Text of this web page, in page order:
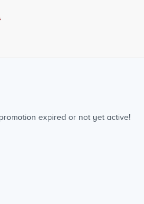
expired or not yet active!